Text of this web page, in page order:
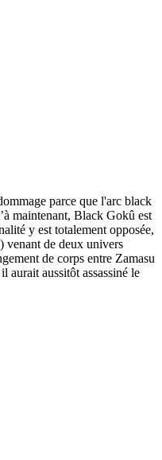
parce que l'arc black
maintenant, Black Gokû est
y est totalement opposée,
venant de deux univers
de corps entre Zamasu
aussitôt assassiné le